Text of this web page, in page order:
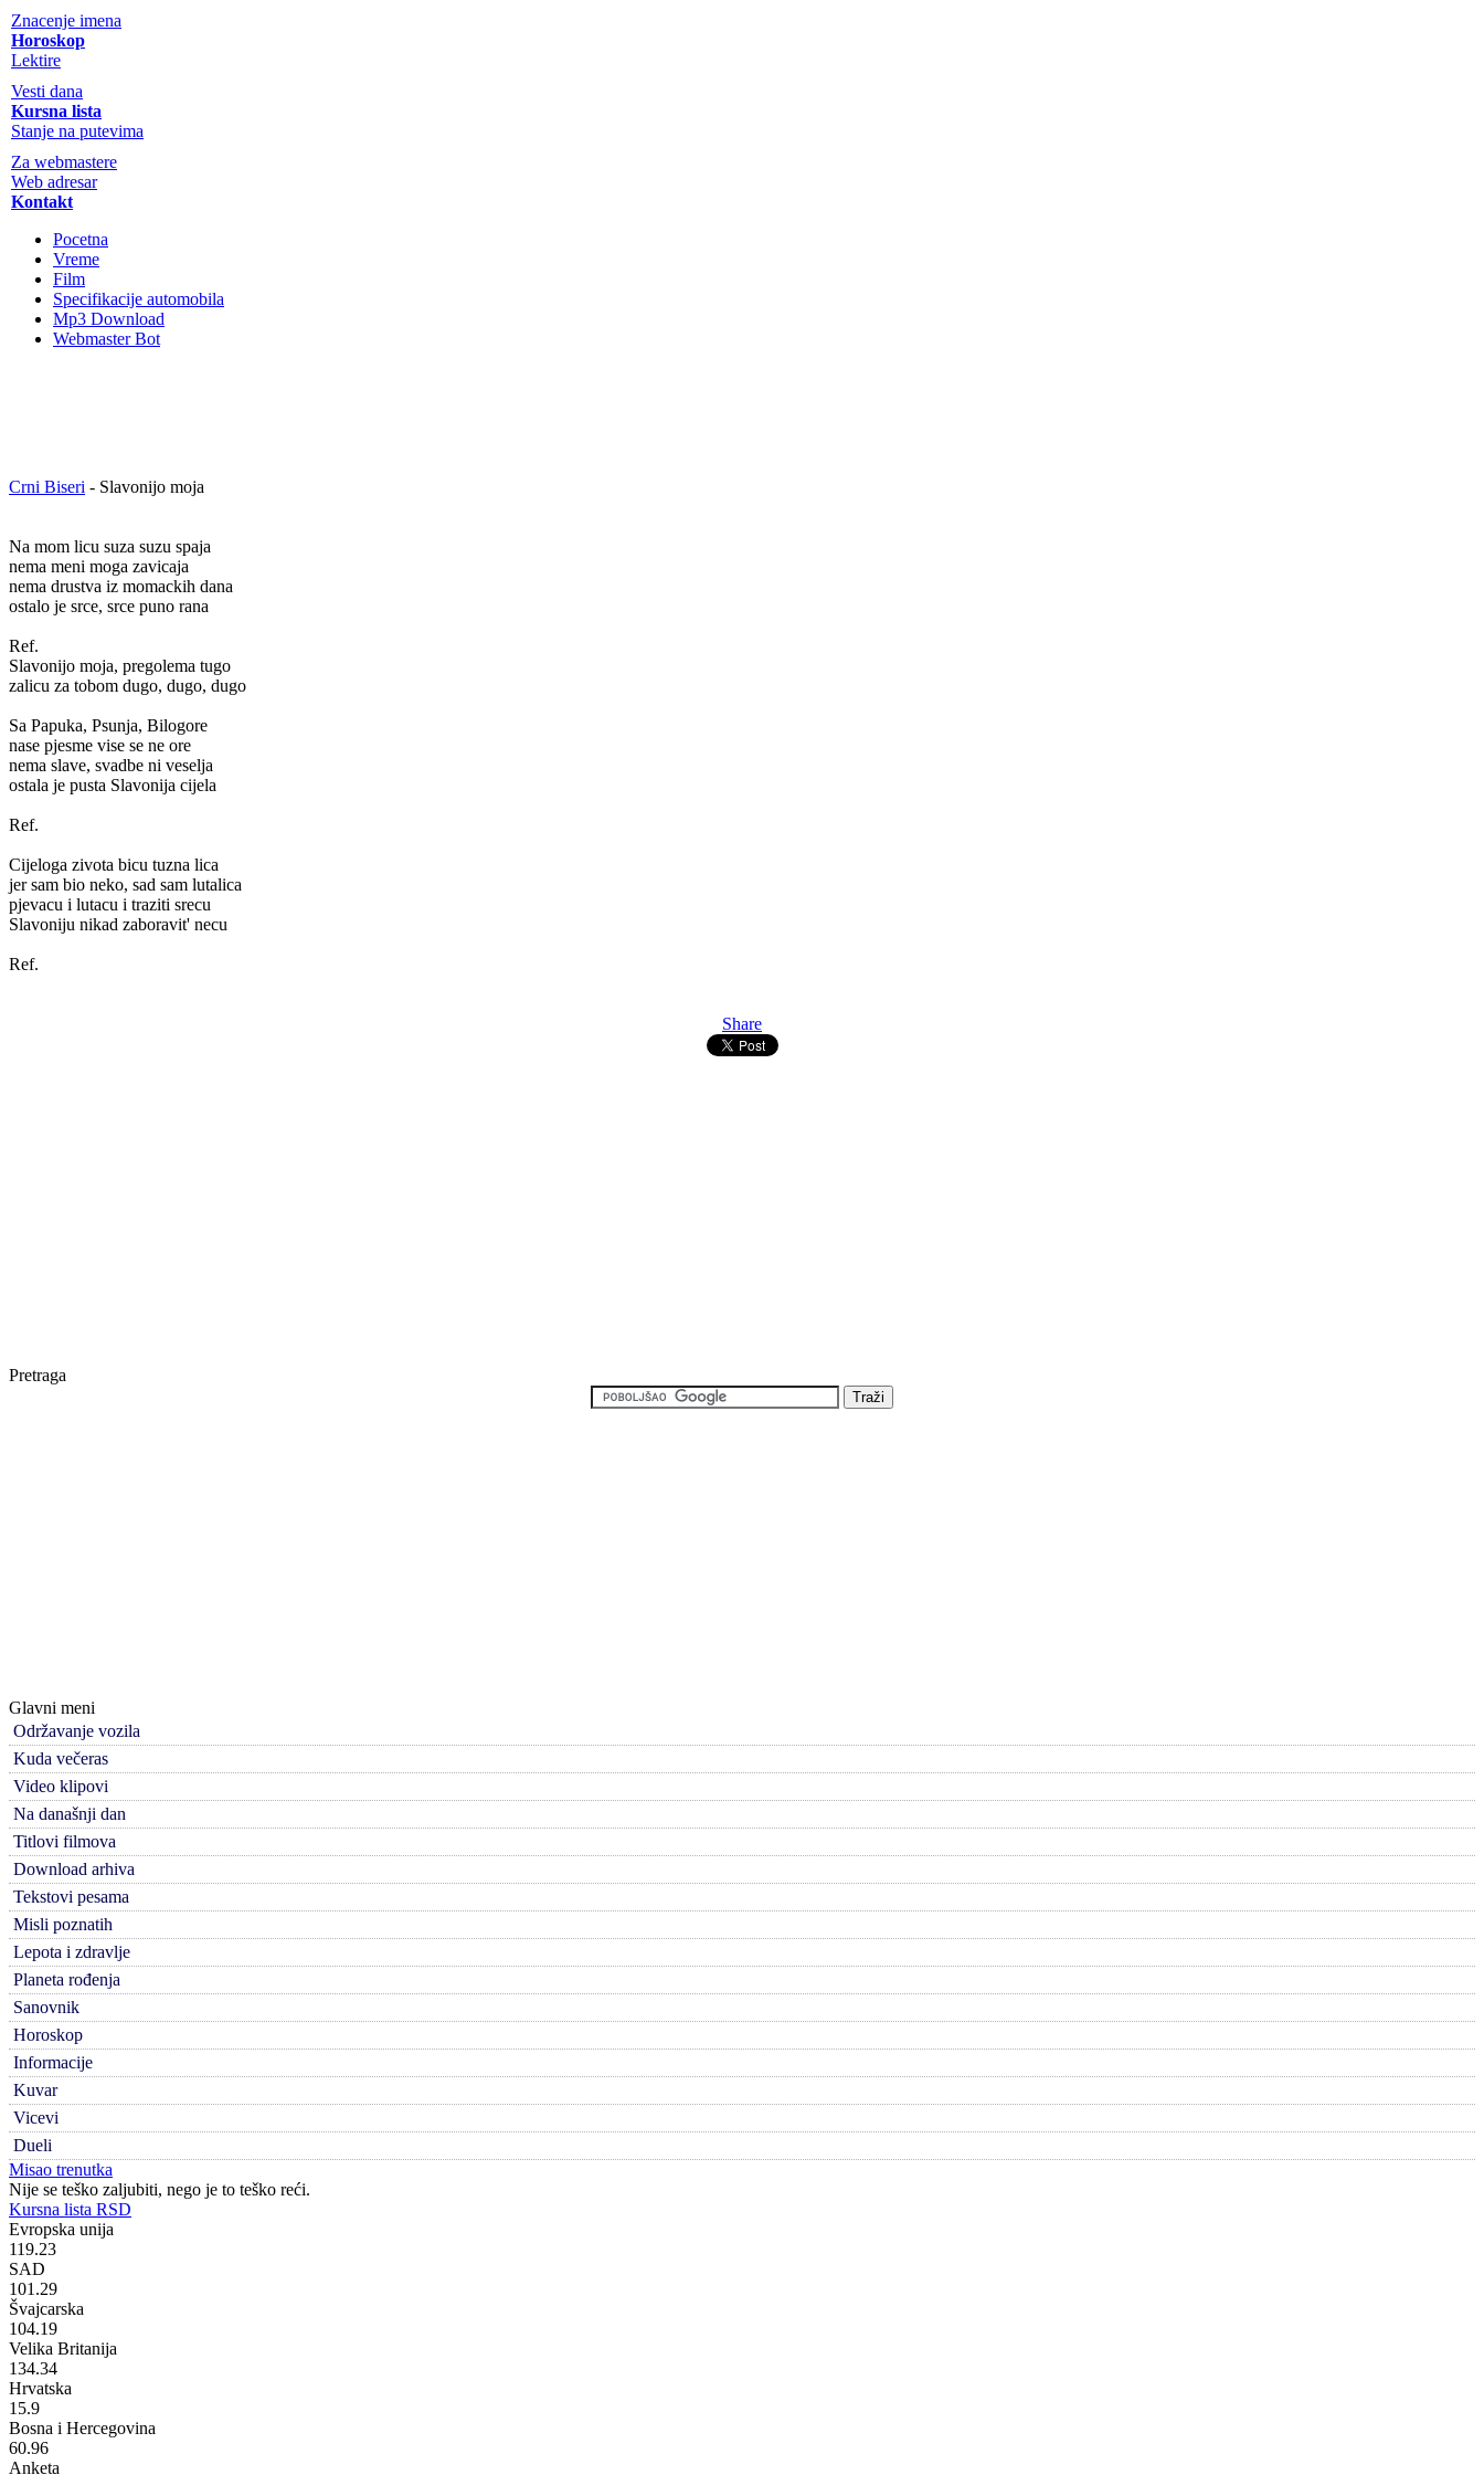
Znacenje imena
Horoskop
Lektire
Vesti dana
Kursna lista
Stanje na putevima
Za webmastere
Web adresar
Kontakt
Pocetna
Vreme
Film
Specifikacije automobila
Mp3 Download
Webmaster Bot
Crni Biseri - Slavonijo moja
Na mom licu suza suzu spaja
nema meni moga zavicaja
nema drustva iz momackih dana
ostalo je srce, srce puno rana
Ref.
Slavonijo moja, pregolema tugo
zalicu za tobom dugo, dugo, dugo
Sa Papuka, Psunja, Bilogore
nase pjesme vise se ne ore
nema slave, svadbe ni veselja
ostala je pusta Slavonija cijela
Ref.
Cijeloga zivota bicu tuzna lica
jer sam bio neko, sad sam lutalica
pjevacu i lutacu i traziti srecu
Slavoniju nikad zaboravit' necu
Ref.
Share
Pretraga
Glavni meni
Održavanje vozila
Kuda večeras
Video klipovi
Na današnji dan
Titlovi filmova
Download arhiva
Tekstovi pesama
Misli poznatih
Lepota i zdravlje
Planeta rođenja
Sanovnik
Horoskop
Informacije
Kuvar
Vicevi
Dueli
Misao trenutka
Nije se teško zaljubiti, nego je to teško reći.
Kursna lista RSD
Evropska unija
119.23
SAD
101.29
Švajcarska
104.19
Velika Britanija
134.34
Hrvatska
15.9
Bosna i Hercegovina
60.96
Anketa